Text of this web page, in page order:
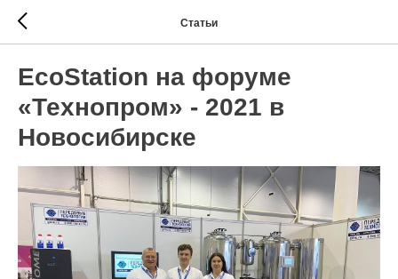
Статьи
EcoStation на форуме
«Технопром» - 2021 в
Новосибирске